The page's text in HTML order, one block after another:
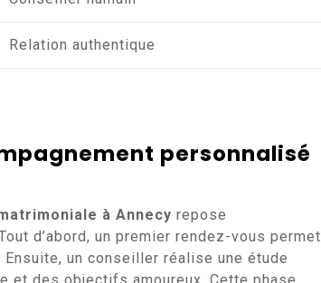
Relation authentique
personnalisé
à Annecy repose
d’abord, un premier rendez-vous permet
un conseiller réalise une étude